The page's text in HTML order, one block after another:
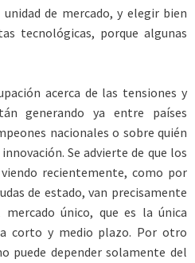
de mercado, y elegir bien
tecnológicas, porque algunas
acerca de las tensiones y
generando ya entre países
nacionales o sobre quién
Se advierte de que los
recientemente, como por
de estado, van precisamente
único, que es la única
corto y medio plazo. Por otro
puede depender solamente del